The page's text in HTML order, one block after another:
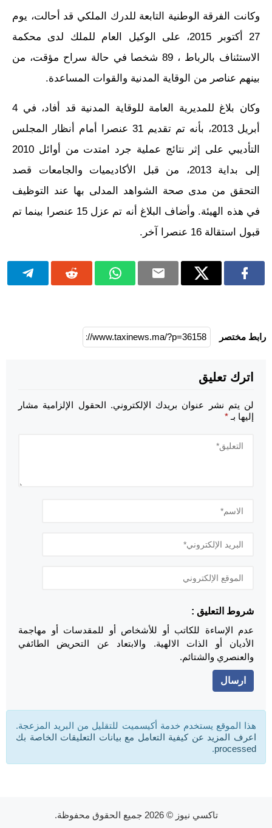
وكانت الفرقة الوطنية التابعة للدرك الملكي قد أحالت، يوم
27 أكتوبر 2015، على الوكيل العام للملك لدى محكمة
الاستئناف بالرباط ، 89 شخصا في حالة سراح مؤقت، من
بينهم عناصر من الوقاية المدنية والقوات المساعدة.
وكان بلاغ للمديرية العامة للوقاية المدنية قد أفاد، في 4
أبريل 2013، بأنه تم تقديم 31 عنصرا أمام أنظار المجلس
التأديبي على إثر نتائج عملية جرد امتدت من أوائل 2010
إلى بداية 2013، من قبل الأكاديميات والجامعات قصد
التحقق من مدى صحة الشواهد المدلى بها عند التوظيف
في هذه الهيئة. وأضاف البلاغ أنه تم عزل 15 عنصرا بينما تم
قبول استقالة 16 عنصرا آخر.
رابط مختصر
اترك تعليق
لن يتم نشر عنوان بريدك الإلكتروني. الحقول الإلزامية مشار
إليها بـ*
شروط التعليق :
عدم الإساءة للكاتب أو للأشخاص أو للمقدسات أو مهاجمة
الأديان أو الذات الالهية. والابتعاد عن التحريض الطائفي
والعنصري والشتائم.
هذا الموقع يستخدم خدمة أكيسميت للتقليل من البريد المزعجة.
اعرف المزيد عن كيفية التعامل مع بيانات التعليقات الخاصة بك
processed
.
تاكسي نيوز © 2026 جميع الحقوق محفوظة.